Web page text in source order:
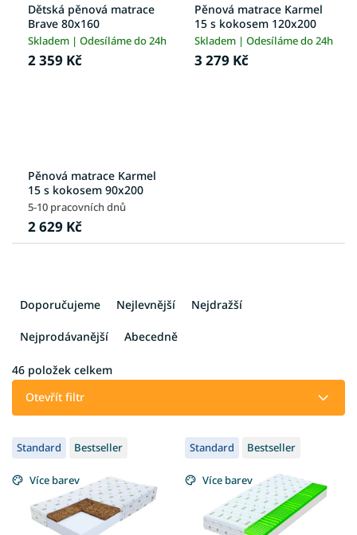
Dětská pěnová matrace
Brave 80x160
Skladem | Odesíláme do 24h
2 359 Kč
Pěnová matrace Karmel
15 s kokosem 120x200
Skladem | Odesíláme do 24h
3 279 Kč
Pěnová matrace Karmel
15 s kokosem 90x200
5-10 pracovních dnů
2 629 Kč
í
p
d
u
k
Doporučujeme Nejlevnější Nejdražší
Nejprodávanější Abecedně
46 položek celkem
Otevřít filtr
V
ý
p
i
Standard Bestseller
Více barev
Standard Bestseller
Více barev